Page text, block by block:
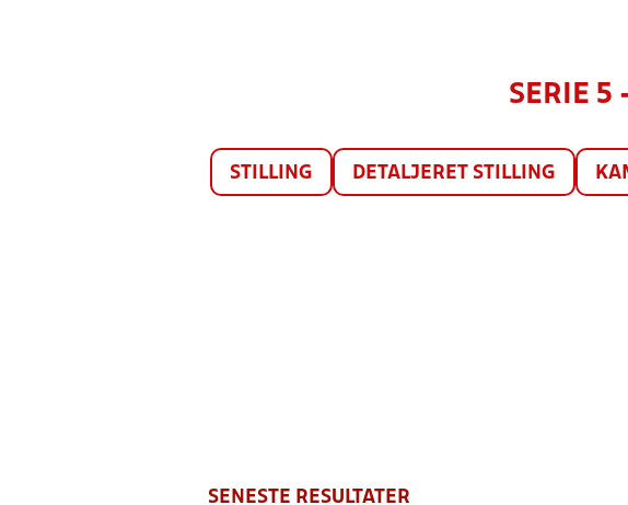
SERIE 5
STILLING DETALJERET STILLING
SENESTE RESULTATER